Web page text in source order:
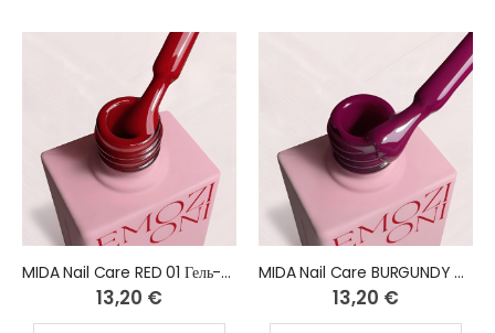
MIDA Nail Care RED 01 Гель-лак 10 мл
13,20 €
MIDA Nail Care BURGUNDY 01 Гель-лак 10 мл
13,20 €